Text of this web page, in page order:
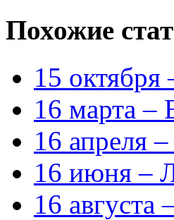
Похожие
15
16 марта –
16 апреля
16 июня –
16